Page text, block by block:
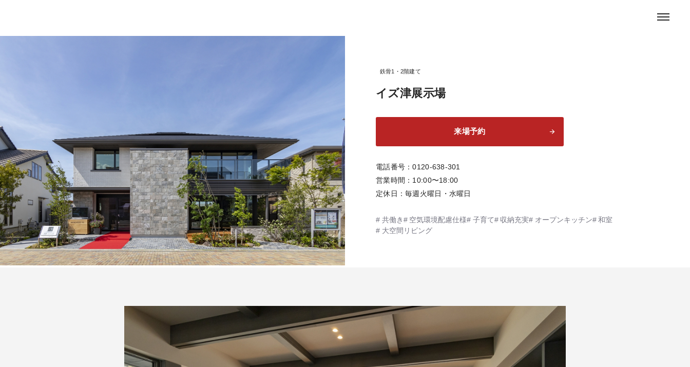
鉄骨1・2階建て
イズ津展示場
来場予約
電話番号
0120-638-301
営業時間
10:00〜18:00
定休日
毎週火曜日・水曜日
共働き 空気環境配慮仕様 子育て 収納充実 オープンキッチン
和室
大空間リビング